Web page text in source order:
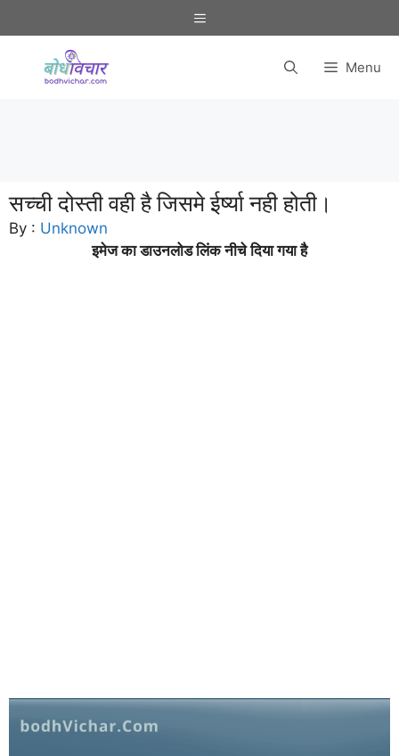
to
Menu
Menu
सच्ची दोस्ती वही है जिसमे ईर्ष्या नही होती।
By : Unknown
इमेज का डाउनलोड लिंक नीचे दिया गया है